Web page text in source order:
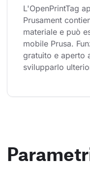
L'OpenPrintTag
Prusament
materiale e può
mobile Prusa.
gratuito e aperto
svilupparlo